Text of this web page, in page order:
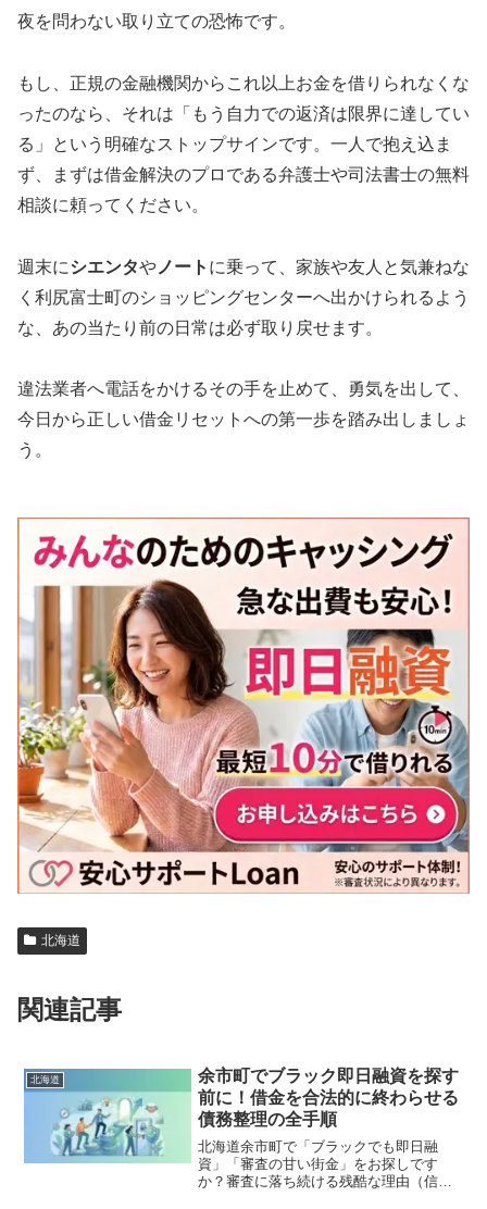
夜を問わない取り立ての恐怖です。
もし、正規の金融機関からこれ以上お金を借りられなくな
ったのなら、それは「もう自力での返済は限界に達してい
る」という明確なストップサインです。一人で抱え込ま
ず、まずは借金解決のプロである弁護士や司法書士の無料
相談に頼ってください。
週末にシエンタや ノート に乗って、家族や友人と気兼ねな
く利尻富士町のショッピングセンターへ出かけられるよう
な、あの当たり前の日常は必ず取り戻せます。
違法業者へ電話をかけるその手を止めて、勇気を出して、
今日から正しい借金リセットへの第一歩を踏み出しましょ
う。
北海道
関連記事
北海道
余市町でブラック即日融資を探す
前に！借金を合法的に終わらせる
債務整理の全手順
北海道余市町で「ブラックでも即日融
資」「審査の甘い街金」をお探しです
か？審査に落ち続ける残酷な理由（信用